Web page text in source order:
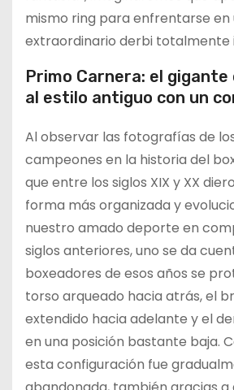
mismo ring para enfrentarse en
extraordinario derbi totalmente
Primo Carnera: el gigante
al estilo antiguo con un
Al observar las fotografías de
campeones en la historia del
que entre los siglos XIX y XX
forma más organizada y
nuestro amado deporte en
siglos anteriores, uno se da
boxeadores de esos años se
torso arqueado hacia atrás, el
extendido hacia adelante y el
en una posición bastante baja.
esta configuración fue